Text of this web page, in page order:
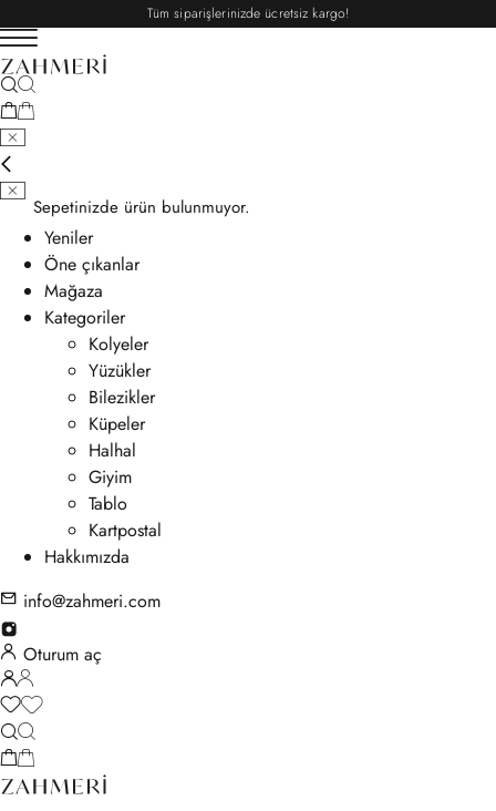
Tüm siparişlerinizde ücretsiz kargo!
Sepetinizde ürün bulunmuyor.
Yeniler
Öne çıkanlar
Mağaza
Kategoriler
Kolyeler
Yüzükler
Bilezikler
Küpeler
Halhal
Giyim
Tablo
Kartpostal
Hakkımızda
info@zahmeri.com
Oturum aç